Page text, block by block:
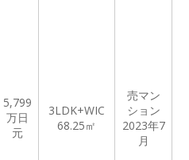
5,799
万日
元
3LDK+WIC
68.25㎡
売マン
ション
2023年7
月